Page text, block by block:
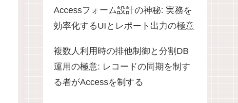
Accessフォーム設計の神秘: 実務を
効率化するUIとレポート出力の極意
複数人利用時の排他制御と分割DB
運用の極意: レコードの同期を制す
る者がAccessを制する